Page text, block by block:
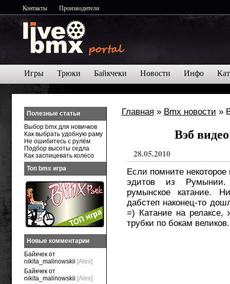
Контакты Производители
Игры Трюки Байкчеки Новости Инфо
Главная » Bmx новости »
Вэб
28.05.2010
Если помните
эдитов из Румынии.
румынское катание.
дабстеп наконец-то
=) Катание на релаксе,
трубки по бокам великов.
Полезные статьи
Выбор bmx для новичков
Как выбрать удобную раму
Не ошибитесь с рулём
Подбор высоты седла
Как заспицевать колесо
Топ bmx игра
Новые комментарии
Байкчек от
nikita_malinowskii [Alex]
Байкчек от
nikita_malinowskii [Alex]